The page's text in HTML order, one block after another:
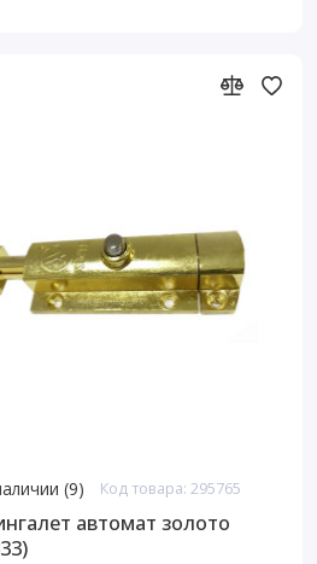
(9) Код товара: 295765
автомат золото